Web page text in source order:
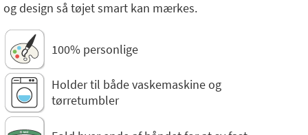
og design så tøjet smart kan mærkes.
100% personlige
Holder til både vaskemaskine og
tørretumbler